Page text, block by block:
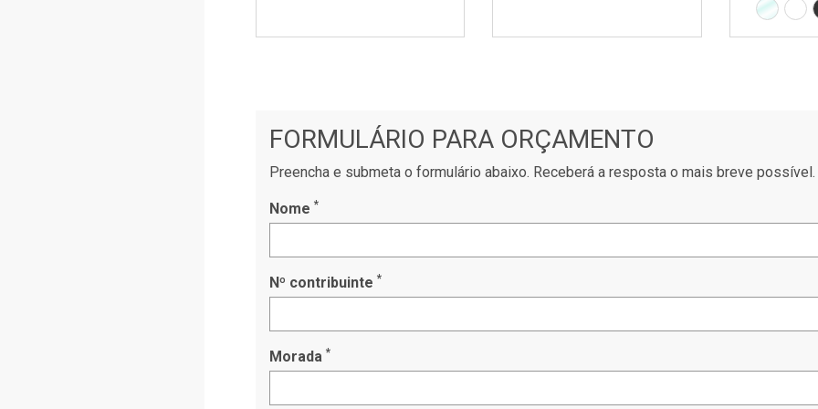
FORMULÁRIO PARA ORÇAMENTO
Preencha e submeta o formulário abaixo. Receberá a resposta o mais breve possível.
Nome *
Nº contribuinte *
Morada *